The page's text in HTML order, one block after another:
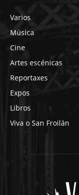
Varios
Música
Cine
Artes escénicas
Reportaxes
Expos
Libros
Viva o San Froilán